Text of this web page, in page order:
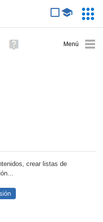
avanzada
Ayuda
(en
crear listas de